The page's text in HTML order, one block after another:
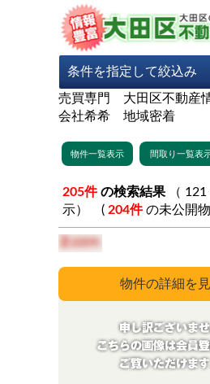
売買専門 大田区不動産
会社希希 地域密着
205件 の検索結果
示） ( 204件 の未公開